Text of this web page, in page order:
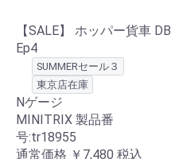
【SALE】 ホッパー貨車 DB
Ep4
SUMMERセール３
東京店在庫
Nゲージ
MINITRIX 製品番
号:tr18955
通常価格 ￥7,480 税込